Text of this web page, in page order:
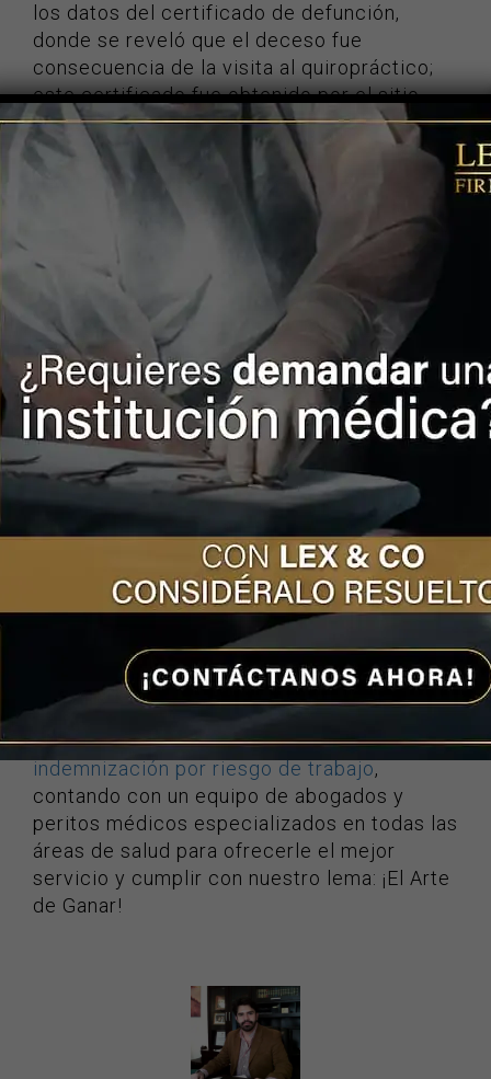
los datos del certificado de defunción,
donde se reveló que el deceso fue
consecuencia de la visita al quiropráctico;
este certificado fue obtenido por el sitio
especializado en noticias del mundo del
espectáculo TMZ, que obtuvo una copia del
certificado de defunción realizado por la
Oficina Forense del condado de Los
Ángeles, documento en el que se describe
que May murió por la lesión producida por la
torsión de la arteria vertebral izquierda del
cuello que cortó el flujo sanguíneo hacia su
cerebro.
¡CONTÁCTENOS!
De acuerdo con el portal informativo, los
familiares de la modelo Katie May conocen
el contenido del informe forense, pero no se
sabe si planean iniciar acciones legales en
contra del quiropráctico.
Ya que la negligencia médica no tiene
límites sociales, económicos ni culturales,
en Lex & Co nos hemos especializado en la
atención de víctimas de la mala praxis, e
indemnización por riesgo de trabajo,
contando con un equipo de abogados y
peritos médicos especializados en todas las
áreas de salud para ofrecerle el mejor
servicio y cumplir con nuestro lema: ¡El Arte
de Ganar!